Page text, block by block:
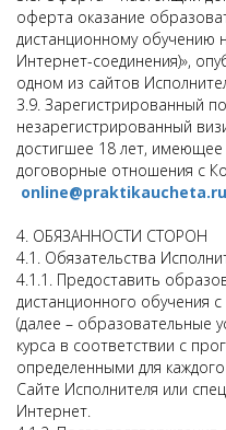
оферта оказание
дистанционному обучению
Интернет-соединения)»,
одном из сайтов
3.9. Зарегистрированный
незарегистрированный
достигшее 18 лет, имеющее
договорные отношения с
online@praktikaucheta.ru
4. ОБЯЗАННОСТИ СТОРОН
4.1. Обязательства
4.1.1. Предоставить
дистанционного обучения
(далее – образовательные
курса в соответствии с
определенными для
Сайте Исполнителя или
Интернет.